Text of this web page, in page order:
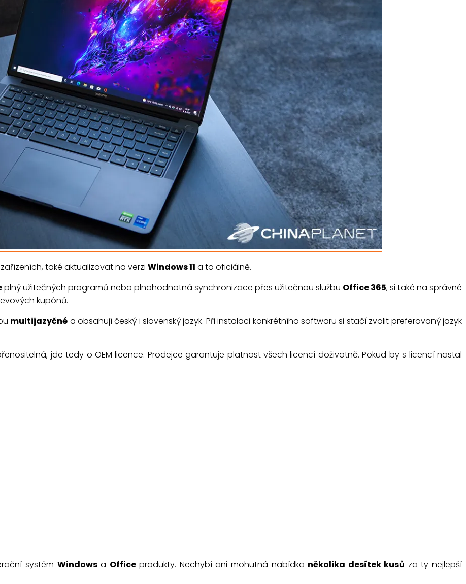
také aktualizovat na verzi Windows 11 a to oficiálně.
plný užitečných programů nebo plnohodnotná synchronizace přes užitečnou službu Office 365, si také na správné
kupónů.
multijazyčné a obsahují český i slovenský jazyk. Při instalaci konkrétního softwaru si stačí zvolit preferovaný jazyk
jde tedy o OEM licence. Prodejce garantuje platnost všech licencí doživotně. Pokud by s licencí nastal
systém Windowsa Officeprodukty. Nechybí ani mohutná nabídka několika desítek kusů za ty nejlepší